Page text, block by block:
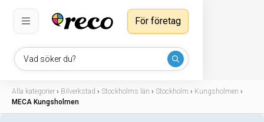
Vad söker du?
För företag
Alla kategorier › Bilverkstad › Stockholms län › Stockholm › Kungsholmen ›
MECA Kungsholmen